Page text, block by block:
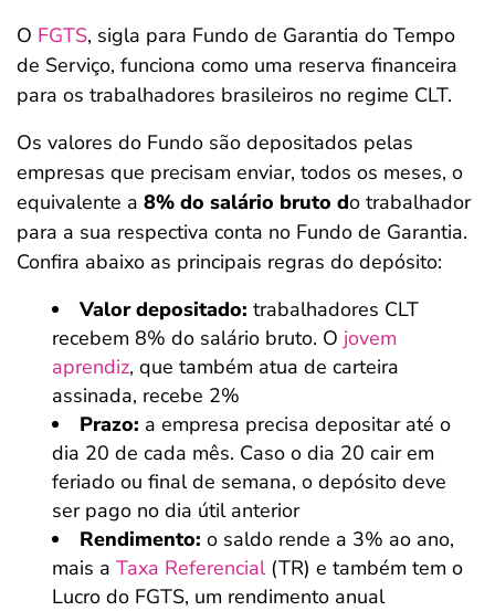
O FGTS, sigla para Fundo de Garantia do Tempo
de Serviço, funciona como uma reserva financeira
para os trabalhadores brasileiros no regime CLT.
Os valores do Fundo são depositados pelas
empresas que precisam enviar, todos os meses, o
equivalente a 8% do salário bruto do trabalhador
para a sua respectiva conta no Fundo de Garantia.
Confira abaixo as principais regras do depósito:
Valor depositado: trabalhadores CLT
recebem 8% do salário bruto. O jovem
aprendiz, que também atua de carteira
assinada, recebe 2%
Prazo: a empresa precisa depositar até o
dia 20 de cada mês. Caso o dia 20 cair em
feriado ou final de semana, o depósito deve
ser pago no dia útil anterior
Rendimento: o saldo rende a 3% ao ano,
mais a Taxa Referencial(TR) e também tem o
Lucro do FGTS, um rendimento anual